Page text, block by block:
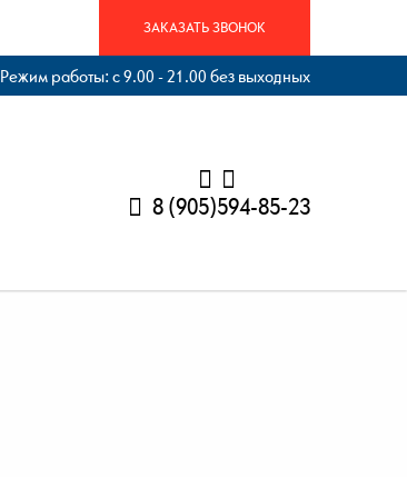
ЗАКАЗАТЬ ЗВОНОК
Режим работы: с 9.00 - 21.00 без выходных
8 (905)594-85-23